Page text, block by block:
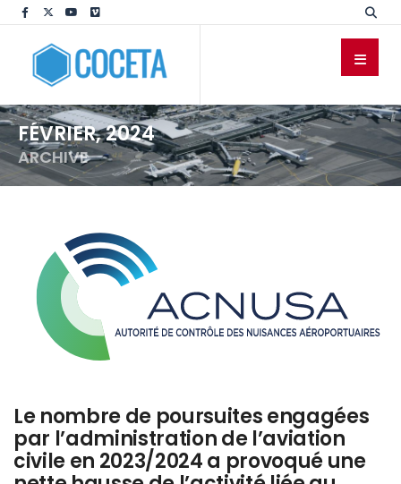
FÉVRIER, 2024
ARCHIVE
Le nombre de poursuites engagées
par l’administration de l’aviation
civile en 2023/2024 a provoqué une